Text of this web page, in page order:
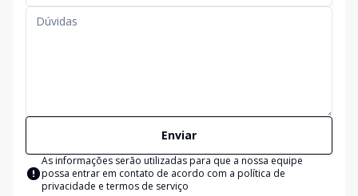
Enviar
As informações serão utilizadas para que a nossa equipe
possa entrar em contato de acordo com a política de
privacidade e termos de serviço